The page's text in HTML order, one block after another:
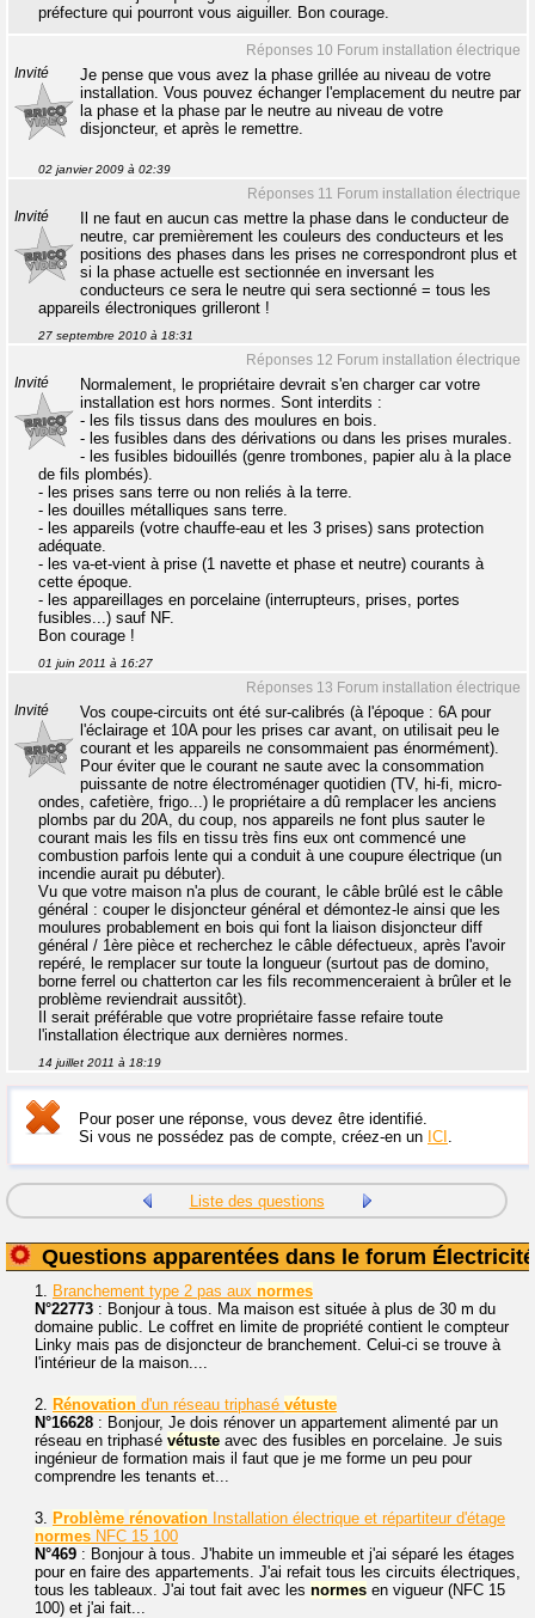
préfecture qui pourront vous aiguiller. Bon courage.
Réponses 10 Forum installation électrique
Invité
Je pense que vous avez la phase grillée au niveau de votre
installation. Vous pouvez échanger l'emplacement du neutre par
la phase et la phase par le neutre au niveau de votre
disjoncteur, et après le remettre.
02 janvier 2009 à 02:39
Réponses 11 Forum installation électrique
Invité
Il ne faut en aucun cas mettre la phase dans le conducteur de
neutre, car premièrement les couleurs des conducteurs et les
positions des phases dans les prises ne correspondront plus et
si la phase actuelle est sectionnée en inversant les
conducteurs ce sera le neutre qui sera sectionné = tous les
appareils électroniques grilleront !
27 septembre 2010 à 18:31
Réponses 12 Forum installation électrique
Invité
Normalement, le propriétaire devrait s'en charger car votre
installation est hors normes. Sont interdits :
- les fils tissus dans des moulures en bois.
- les fusibles dans des dérivations ou dans les prises murales.
- les fusibles bidouillés (genre trombones, papier alu à la place
de fils plombés).
- les prises sans terre ou non reliés à la terre.
- les douilles métalliques sans terre.
- les appareils (votre chauffe-eau et les 3 prises) sans protection
adéquate.
- les va-et-vient à prise (1 navette et phase et neutre) courants à
cette époque.
- les appareillages en porcelaine (interrupteurs, prises, portes
fusibles...) sauf NF.
Bon courage !
01 juin 2011 à 16:27
Réponses 13 Forum installation électrique
Invité
Vos coupe-circuits ont été sur-calibrés (à l'époque : 6A pour
l'éclairage et 10A pour les prises car avant, on utilisait peu le
courant et les appareils ne consommaient pas énormément).
Pour éviter que le courant ne saute avec la consommation
puissante de notre électroménager quotidien (TV, hi-fi, micro-
ondes, cafetière, frigo...) le propriétaire a dû remplacer les anciens
plombs par du 20A, du coup, nos appareils ne font plus sauter le
courant mais les fils en tissu très fins eux ont commencé une
combustion parfois lente qui a conduit à une coupure électrique (un
incendie aurait pu débuter).
Vu que votre maison n'a plus de courant, le câble brûlé est le câble
général : couper le disjoncteur général et démontez-le ainsi que les
moulures probablement en bois qui font la liaison disjoncteur diff
général / 1ère pièce et recherchez le câble défectueux, après l'avoir
repéré, le remplacer sur toute la longueur (surtout pas de domino,
borne ferrel ou chatterton car les fils recommenceraient à brûler et le
problème reviendrait aussitôt).
Il serait préférable que votre propriétaire fasse refaire toute
l'installation électrique aux dernières normes.
14 juillet 2011 à 18:19
Pour poser une réponse, vous devez être identifié.
Si vous ne possédez pas de compte, créez-en un ICI .
Liste des questions
Questions apparentées dans le forum Électricité
1. Branchement type 2 pas aux normes
N°22773 : Bonjour à tous. Ma maison est située à plus de 30 m du
domaine public. Le coffret en limite de propriété contient le compteur
Linky mais pas de disjoncteur de branchement. Celui-ci se trouve à
l'intérieur de la maison....
2. Rénovation d'un réseau triphasé vétuste
N°16628 : Bonjour, Je dois rénover un appartement alimenté par un
réseau en triphasé vétuste avec des fusibles en porcelaine. Je suis
ingénieur de formation mais il faut que je me forme un peu pour
comprendre les tenants et...
3. Problème rénovation Installation électrique et répartiteur d'étage
normes NFC 15 100
N°469 : Bonjour à tous. J'habite un immeuble et j'ai séparé les étages
pour en faire des appartements. J'ai refait tous les circuits électriques,
tous les tableaux. J'ai tout fait avec les normes en vigueur (NFC 15
100) et j'ai fait...